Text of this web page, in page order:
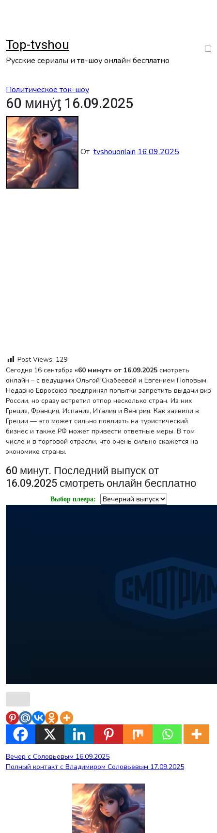
Top-tvshou
Русские сериалы и тв-шоу онлайн бесплатно
Политическое ток-шоу
60 минẏƫ 16.09.2025
От tvshouonlain 16.09.2025
Post Views: 129
Сегодня 16 сентября «60 минут» от 16.09.2025 смотреть
онлайн – с ведущими Ольгой Скабеевой и Евгением Поповым.
Недавно Евросоюз предпринял попытки запретить выдачи виз
России, но сразу встретил отпор несколько стран. Из них
Греция, Франция, Испания, Италия и Венгрия. Как заявили в
Греции — это может сильно повлиять на туристический
бизнес и также РФ может привести ответные меры. В том
числе и в торговой отрасли, что очень сильно скажется на
экономике страны.
60 минут. Последний выпуск от
16.09.2025 смотреть онлайн бесплатно
Выбор плеера:
Навигация
по
Вечер с Соловьевым 16.09.2025
Полный контакт с Владимиром Соловьевым 17.09.2025